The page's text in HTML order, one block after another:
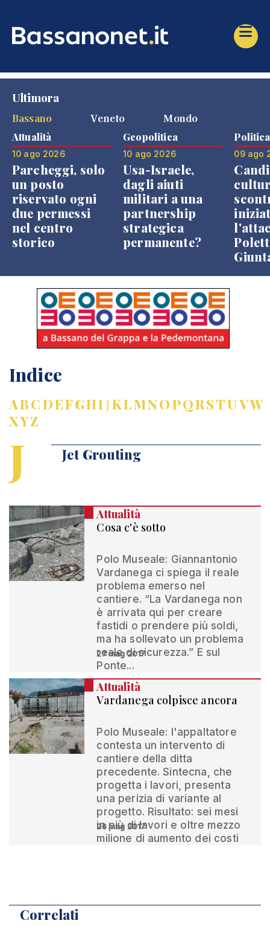
Ultimora
Bassano
Veneto Mondo
Attualità
10 ago 2026
Parcheggi, solo
un posto
riservato ogni
due permessi
nel centro
storico
Geopolitica
10 ago 2026
Usa-Israele,
dagli aiuti
militari a una
partnership
strategica
permanente?
Politica
09 ago
Indice
ABCDEFGHIJKLMNOPQRSTUVW
XYZ
J Jet Grouting
Attualità
Cosa c'è sotto
Polo Museale: Giannantonio
Vardanega ci spiega il reale
problema emerso nel
cantiere. “La Vardanega non
è arrivata qui per creare
fastidi o prendere più soldi,
ma ha sollevato un problema
reale di sicurezza.” E sul
Ponte...
27 mag 2017
Attualità
Vardanega colpisce ancora
Polo Museale: l'appaltatore
contesta un intervento di
cantiere della ditta
precedente. Sintecna, che
progetta i lavori, presenta
una perizia di variante al
progetto. Risultato: sei mesi
in più di lavori e oltre mezzo
milione di aumento dei costi
26 mag 2017
Correlati